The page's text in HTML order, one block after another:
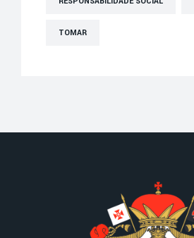
TOMAR